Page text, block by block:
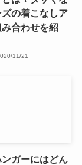
の着こなしア
合わせを紹
11/21
ガーにはどん